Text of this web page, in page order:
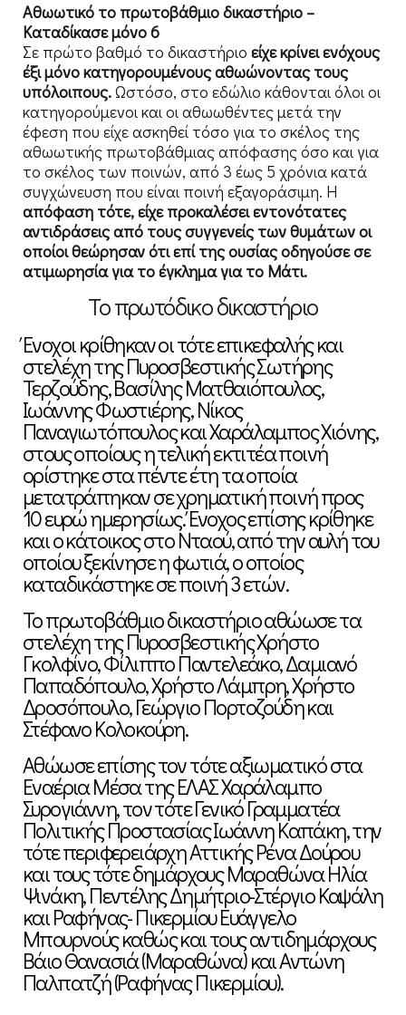
Αθωωτικό το πρωτοβάθμιο δικαστήριο –
Καταδίκασε μόνο 6
Σε πρώτο βαθμό το δικαστήριο είχε κρίνει ενόχους
έξι μόνο κατηγορουμένους αθωώνοντας τους
υπόλοιπους.Ωστόσο, στο εδώλιο κάθονται όλοι οι
κατηγορούμενοι και οι αθωωθέντες μετά την
έφεση που είχε ασκηθεί τόσο για το σκέλος της
αθωωτικής πρωτοβάθμιας απόφασης όσο και για
το σκέλος των ποινών, από 3 έως 5 χρόνια κατά
συγχώνευση που είναι ποινή εξαγοράσιμη. Η
απόφαση τότε, είχε προκαλέσει εντονότατες
αντιδράσεις από τους συγγενείς των θυμάτων οι
οποίοι θεώρησαν ότι επί της ουσίας οδηγούσε σε
ατιμωρησία για το έγκλημα για το Μάτι.
Το πρωτόδικο δικαστήριο
Ένοχοι κρίθηκαν οι τότε επικεφαλής και
στελέχη της Πυροσβεστικής Σωτήρης
Τερζούδης, Βασίλης Ματθαιόπουλος,
Ιωάννης Φωστιέρης, Νίκος
Παναγιωτόπουλος και Χαράλαμπος Χιόνης,
στους οποίους η τελική εκτιτέα ποινή
ορίστηκε στα πέντε έτη τα οποία
μετατράπηκαν σε χρηματική ποινή προς
10 ευρώ ημερησίως. Ένοχος επίσης κρίθηκε
και ο κάτοικος στο Νταού, από την αυλή του
οποίου ξεκίνησε η φωτιά, ο οποίος
καταδικάστηκε σε ποινή 3 ετών.
Το πρωτοβάθμιο δικαστήριο αθώωσε τα
στελέχη της Πυροσβεστικής Χρήστο
Γκολφίνο, Φίλιππο Παντελεάκο, Δαμιανό
Παπαδόπουλο, Χρήστο Λάμπρη, Χρήστο
Δροσόπουλο, Γεώργιο Πορτοζούδη και
Στέφανο Κολοκούρη.
Αθώωσε επίσης τον τότε αξιωματικό στα
Εναέρια Μέσα της ΕΛΑΣ Χαράλαμπο
Συρογιάννη, τον τότε Γενικό Γραμματέα
Πολιτικής Προστασίας Ιωάννη Καπάκη, την
τότε περιφερειάρχη Αττικής Ρένα Δούρου
και τους τότε δημάρχους Μαραθώνα Ηλία
Ψινάκη, Πεντέλης Δημήτριο-Στέργιο Καψάλη
και Ραφήνας- Πικερμίου Ευάγγελο
Μπουρνούς καθώς και τους αντιδημάρχους
Βάιο Θανασιά (Μαραθώνα) και Αντώνη
Παλπατζή (Ραφήνας Πικερμίου).